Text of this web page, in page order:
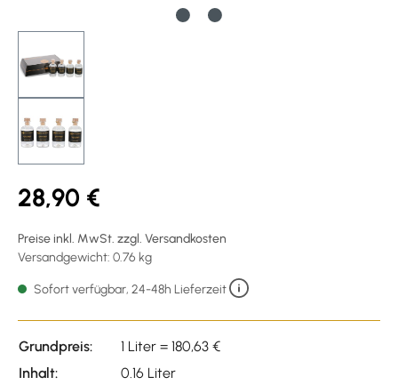
28,90 €
Preise inkl. MwSt. zzgl. Versandkosten
Versandgewicht: 0.76 kg
Sofort verfügbar, 24-48h Lieferzeit
Grundpreis:
1 Liter = 180,63 €
Inhalt:
0.16 Liter